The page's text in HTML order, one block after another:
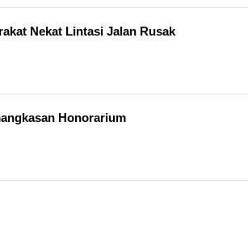
Nekat Lintasi Jalan Rusak
Honorarium